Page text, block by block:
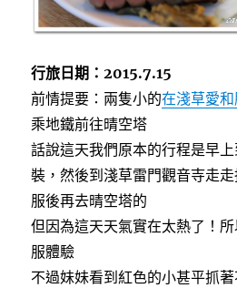
行旅日期：2015.7.15
前情提要：兩隻小的在淺草愛
乘地鐵前往晴空塔
話說這天我們原本的行程是早
裝，然後到淺草雷門觀音寺走
服後再去晴空塔的
但因為這天天氣實在太熱了！
服體驗
不過妹妹看到紅色的小甚平抓